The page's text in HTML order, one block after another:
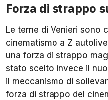
Forza di strappo
Le terne di Venieri sono
cinematismo a Z
una forza di strappo
stato scelto invece il
il meccanismo di
forza di strappo del